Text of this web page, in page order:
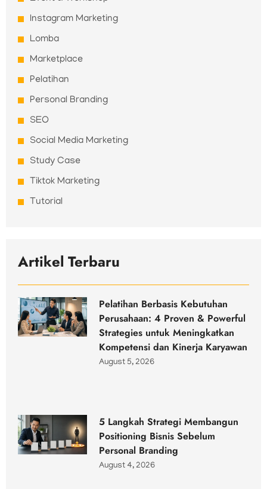
Instagram Marketing
Lomba
Marketplace
Pelatihan
Personal Branding
SEO
Social Media Marketing
Study Case
Tiktok Marketing
Tutorial
Artikel Terbaru
Pelatihan Berbasis Kebutuhan
Perusahaan: 4 Proven & Powerful
Strategies untuk Meningkatkan
Kompetensi dan Kinerja Karyawan
August 5, 2026
5 Langkah Strategi Membangun
Positioning Bisnis Sebelum
Personal Branding
August 4, 2026